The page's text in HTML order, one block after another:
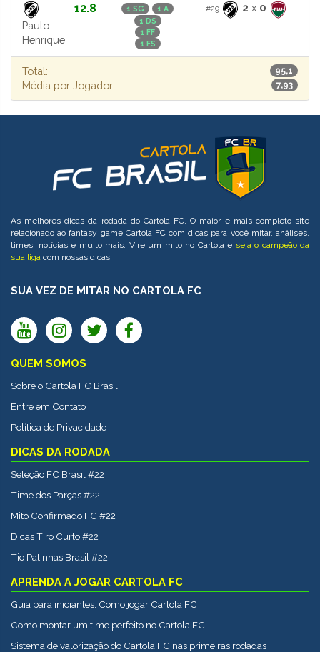
Paulo
Henrique
12.8 1 SG
1 A
1 DS
1 FF
1 FS
#29 2 x 0
Total: 95,1
Média por Jogador: 7,93
As melhores dicas da rodada do Cartola FC. O maior e mais completo site
relacionado ao fantasy game Cartola FC com dicas para você mitar, análises,
times, notícias e muito mais. Vire um mito no Cartola e seja o campeão da
sua liga com nossas dicas.
SUA VEZ DE MITAR NO CARTOLA FC
QUEM SOMOS
Sobre o Cartola FC Brasil
Entre em Contato
Política de Privacidade
DICAS DA RODADA
Seleção FC Brasil #22
Time dos Parças #22
Mito Confirmado FC #22
Dicas Tiro Curto #22
Tio Patinhas Brasil #22
APRENDA A JOGAR CARTOLA FC
Guia para iniciantes: Como jogar Cartola FC
Como montar um time perfeito no Cartola FC
Sistema de valorização do Cartola FC nas primeiras rodadas